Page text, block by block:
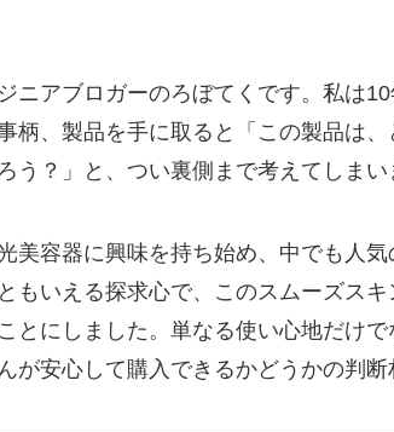
ニアブロガーのろぼてくです。私は
柄、製品を手に取ると「この製品は
う？」と、つい裏側まで考えてしまい
美容器に興味を持ち始め、中でも人
もいえる探求心で、このスムーズス
とにしました。単なる使い心地だけ
が安心して購入できるかどうかの判